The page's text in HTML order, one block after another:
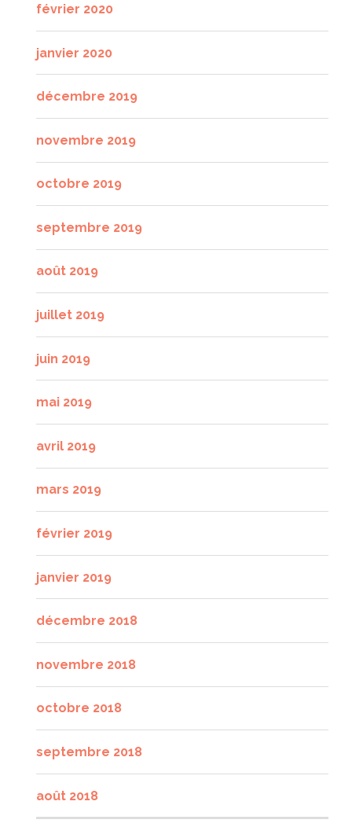
février 2020
janvier 2020
décembre 2019
novembre 2019
octobre 2019
septembre 2019
août 2019
juillet 2019
juin 2019
mai 2019
avril 2019
mars 2019
février 2019
janvier 2019
décembre 2018
novembre 2018
octobre 2018
septembre 2018
août 2018